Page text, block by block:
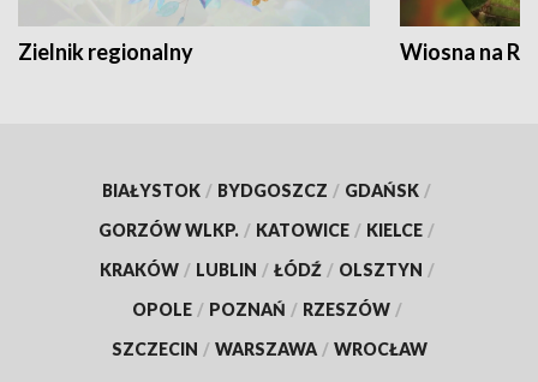
Zielnik regionalny Wiosna na
BIAŁYSTOK / BYDGOSZCZ / GDAŃSK /
GORZÓW WLKP. / KATOWICE / KIELCE /
KRAKÓW / LUBLIN / ŁÓDŹ / OLSZTYN /
OPOLE / POZNAŃ / RZESZÓW /
SZCZECIN / WARSZAWA / WROCŁAW